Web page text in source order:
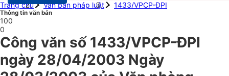
Trang chủ
Văn bản pháp luật 1433/VPCP-ĐPI
Thông tin văn bản
100
0
Công văn số 1433/VPCP-ĐPI
ngày 28/04/2003 Ngày